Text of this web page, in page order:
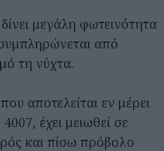
μεγάλη φωτεινότητα
από
τη νύχτα.
αποτελείται εν μέρει
έχει μειωθεί σε
και πίσω πρόβολο